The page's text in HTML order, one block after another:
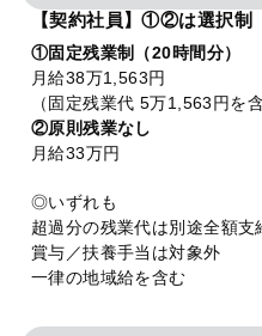
【契約社員】①②は選択制
①固定残業制（20時間分）
月給38万1,563円
（固定残業代 5万1,563円を含
②原則残業なし
月給33万円
◎いずれも
超過分の残業代は別途全額支
賞与／扶養手当は対象外
一律の地域給を含む